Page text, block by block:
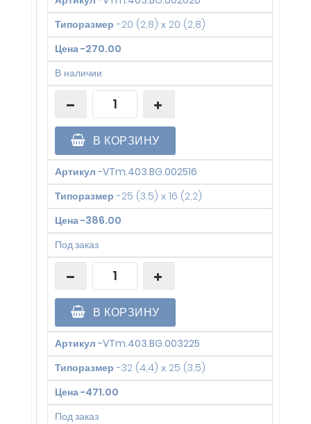
Типоразмер -20 (2,8) х 20 (2,8)
Цена-270.00
В наличии
В КОРЗИНУ
Артикул -VTm.403.BG.002516
Типоразмер -25 (3,5) х 16 (2,2)
Цена-386.00
Под заказ
В КОРЗИНУ
Артикул -VTm.403.BG.003225
Типоразмер -32 (4,4) х 25 (3,5)
Цена-471.00
Под заказ